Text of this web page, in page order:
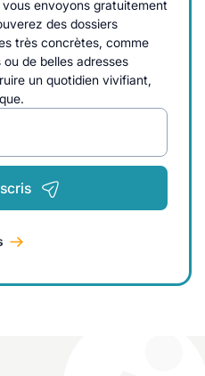
envoyons gratuitement
des dossiers
très concrètes, comme
de belles adresses
un quotidien vivifiant,